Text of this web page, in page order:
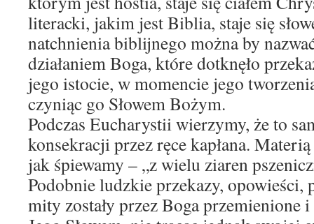
literacki, jakim jest Biblia, staje się
natchnienia biblijnego można by
działaniem Boga, które dotknęło
jego istocie, w momencie jego
czyniąc go Słowem Bożym.
Podczas Eucharystii wierzymy, że to
konsekracji przez ręce kapłana.
jak śpiewamy – „z wielu ziaren
Podobnie ludzkie przekazy, opowieści,
mity zostały przez Boga przemienione i